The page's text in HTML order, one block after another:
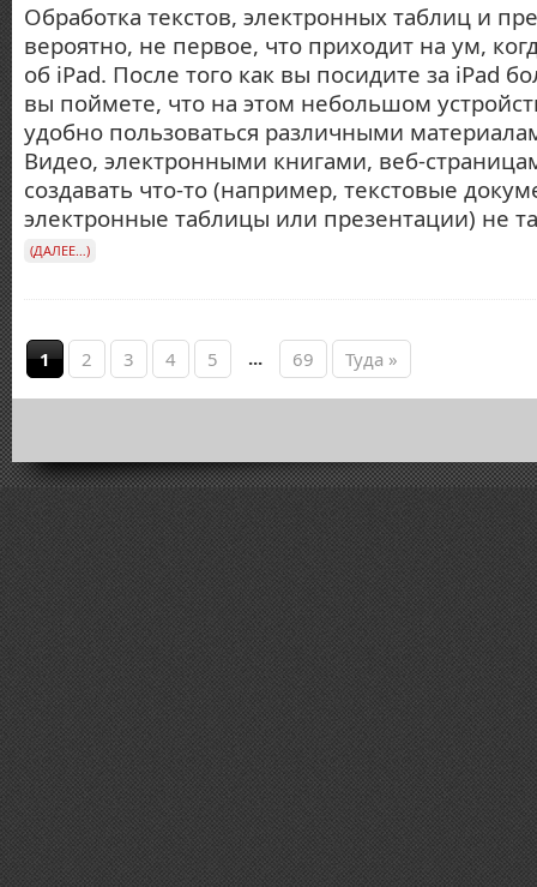
Обработка текстов, электронных таблиц и
вероятно, не первое, что приходит на ум,
об iPad. После того как вы посидите за iPad
вы поймете, что на этом небольшом
удобно пользоваться различными
Видео, электронными книгами, веб-
создавать что-то (например, текстовые
электронные таблицы или презентации) не
(ДАЛЕЕ…)
1 2 3 4 5 ... 69 Туда »